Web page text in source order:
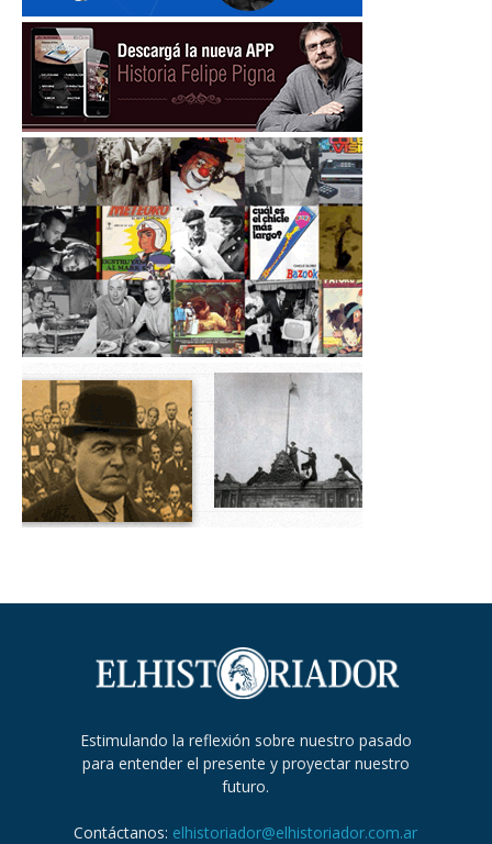
Estimulando la reflexión sobre nuestro pasado
para entender el presente y proyectar nuestro
futuro.
Contáctanos: elhistoriador@elhistoriador.com.ar